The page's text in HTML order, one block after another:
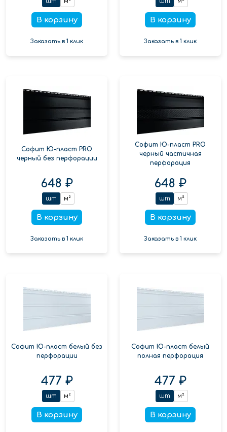
В корзину
Заказать в 1 клик
В корзину
Заказать в 1 клик
Софит Ю-пласт PRO
черный без перфорации
648 ₽
шт м²
В корзину
Заказать в 1 клик
Софит Ю-пласт PRO
черный частичная
перфорация
648 ₽
шт м²
В корзину
Заказать в 1 клик
Софит Ю-пласт белый без
перфорации
477 ₽
шт м²
В корзину
Софит Ю-пласт белый
полная перфорация
477 ₽
шт м²
В корзину